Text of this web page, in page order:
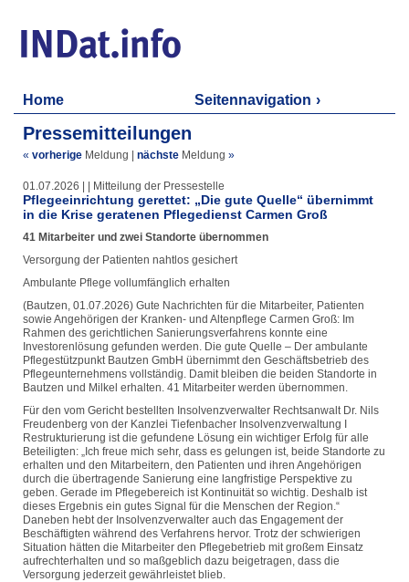
Home Seitennavigation
Pressemitteilungen
« vorherige Meldung nächste Meldung »
01.07.2026 | | Mitteilung der Pressestelle
Pflegeeinrichtung gerettet: „Die gute Quelle“ übernimmt
in die Krise geratenen Pflegedienst Carmen Groß
41 Mitarbeiter und zwei Standorte übernommen
Versorgung der Patienten nahtlos gesichert
Ambulante Pflege vollumfänglich erhalten
(Bautzen, 01.07.2026) Gute Nachrichten für die Mitarbeiter, Patienten
sowie Angehörigen der Kranken- und Altenpflege Carmen Groß: Im
Rahmen des gerichtlichen Sanierungsverfahrens konnte eine
Investorenlösung gefunden werden. Die gute Quelle – Der ambulante
Pflegestützpunkt Bautzen GmbH übernimmt den Geschäftsbetrieb des
Pflegeunternehmens vollständig. Damit bleiben die beiden Standorte in
Bautzen und Milkel erhalten. 41 Mitarbeiter werden übernommen.
Für den vom Gericht bestellten Insolvenzverwalter Rechtsanwalt Dr. Nils
Freudenberg von der Kanzlei Tiefenbacher Insolvenzverwaltung I
Restrukturierung ist die gefundene Lösung ein wichtiger Erfolg für alle
Beteiligten: „Ich freue mich sehr, dass es gelungen ist, beide Standorte zu
erhalten und den Mitarbeitern, den Patienten und ihren Angehörigen
durch die übertragende Sanierung eine langfristige Perspektive zu
geben. Gerade im Pflegebereich ist Kontinuität so wichtig. Deshalb ist
dieses Ergebnis ein gutes Signal für die Menschen der Region.“
Daneben hebt der Insolvenzverwalter auch das Engagement der
Beschäftigten während des Verfahrens hervor. Trotz der schwierigen
Situation hätten die Mitarbeiter den Pflegebetrieb mit großem Einsatz
aufrechterhalten und so maßgeblich dazu beigetragen, dass die
Versorgung jederzeit gewährleistet blieb.